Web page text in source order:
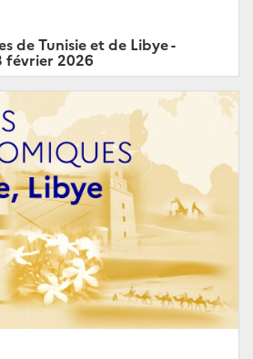
de Tunisie et de Libye -
février 2026